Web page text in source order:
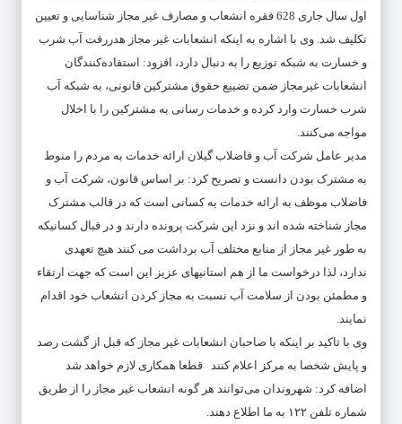
اول سال جاری 628 فقره انشعاب و مصارف غیر مجاز شناسایی و تعیین
تکلیف شد. وی با اشاره به اینکه انشعابات غیر مجاز هدررفت آب شرب
و خسارت به شبکه توزیع را به دنبال دارد، افزود: استفاده‌کنندگان
انشعابات غیرمجاز ضمن تضییع حقوق مشترکین قانونی، به شبکه آب
شرب خسارت وارد کرده و خدمات ‌رسانی به مشترکین را با اخلال
مواجه می‌کنند.
مدیر عامل شرکت آب و فاضلاب گیلان ارائه خدمات به مردم را منوط
به مشترک بودن دانست و تصریح کرد: بر اساس قانون، شرکت آب و
فاضلاب موظف به ارائه خدمات به کسانی است که در قالب مشترک
مجاز شناخته شده اند و نزد این شرکت پرونده دارند و در قبال کسانیکه
به طور غیر مجاز از منابع مختلف آب برداشت می کنند هیچ تعهدی
ندارد، لذا درخواست ما از هم استانیهای عزیز این است که جهت ارتقاء
و مطمئن بودن از سلامت آب نسبت به مجاز کردن انشعاب خود اقدام
نمایند.
وی با تاکید بر اینکه با صاحبان انشعابات غیر مجاز که قبل از گشت رصد
و پایش شخصا به مرکز اعلام کنند قطعا همکاری لازم خواهد شد
اضافه کرد: شهروندان می‌توانند هر گونه انشعاب غیر مجاز را از طریق
شماره تلفن ۱۲۲ به ما اطلاع دهند.